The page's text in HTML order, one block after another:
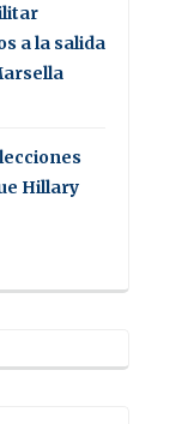
a la salida
Hillary